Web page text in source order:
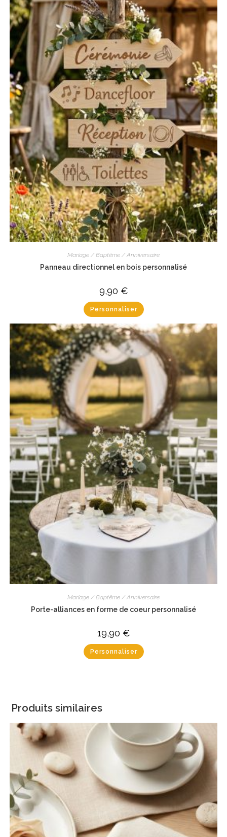
Mariage / Baptême / Anniversaire
Panneau directionnel en bois personnalisé
9,90 €
Personnaliser
Mariage / Baptême / Anniversaire
Porte-alliances en forme de coeur personnalisé
19,90 €
Personnaliser
Produits similaires